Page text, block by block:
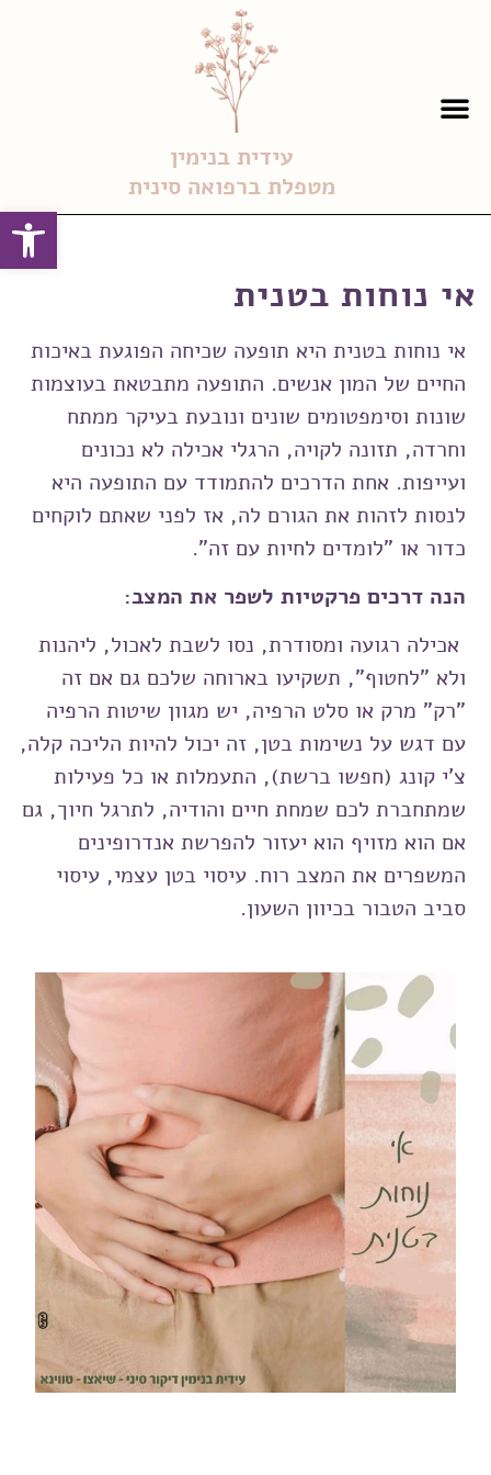
עידית בנימין
מטפלת ברפואה סינית
אי נוחות בטנית
אי נוחות בטנית היא תופעה שכיחה הפוגעת באיכות
החיים של המון אנשים. התופעה מתבטאת בעוצמות
שונות וסימפטומים שונים ונובעת בעיקר ממתח
וחרדה, תזונה לקויה, הרגלי אכילה לא נכונים
ועייפות. אחת הדרכים להתמודד עם התופעה היא
לנסות לזהות את הגורם לה, אז לפני שאתם לוקחים
כדור או "לומדים לחיות עם זה”.
הנה דרכים פרקטיות לשפר את המצב:
אכילה רגועה ומסודרת, נסו לשבת לאכול, ליהנות
ולא "לחטוף", תשקיעו בארוחה שלכם גם אם זה
"רק" מרק או סלט הרפיה, יש מגוון שיטות הרפיה
עם דגש על נשימות בטן, זה יכול להיות הליכה קלה,
צ'י קונג (חפשו ברשת), התעמלות או כל פעילות
שמתחברת לכם שמחת חיים והודיה, לתרגל חיוך, גם
אם הוא מזויף הוא יעזור להפרשת אנדרופינים
המשפרים את המצב רוח. עיסוי בטן עצמי, עיסוי
סביב הטבור בכיוון השעון.